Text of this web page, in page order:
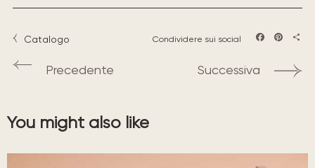
Catalogo Condividere sui social
Precedente Successiva
You might also like